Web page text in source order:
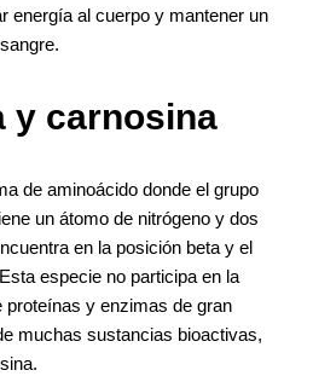
energía al cuerpo y mantener un
y carnosina
de aminoácido donde el grupo
un átomo de nitrógeno y dos
en la posición beta y el
especie no participa en la
y enzimas de gran
muchas sustancias bioactivas,